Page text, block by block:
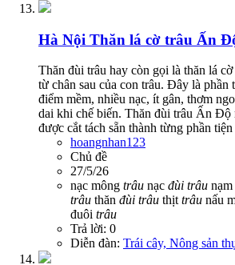
Hà Nội Thăn lá cờ trâu Ấn
Thăn đùi trâu hay còn gọi là thăn lá
từ chân sau của con trâu. Đây là phần
điểm mềm, nhiều nạc, ít gân, thơm
dai khi chế biến. Thăn đùi trâu Ấn Độ
được cắt tách sẵn thành từng phần
hoangnhan123
Chủ đề
27/5/26
nạc mông trâu nạc đùi trâu nạm
trâu thăn đùi trâu thịt trâu nấu
đuôi trâu
Trả lời: 0
Diễn đàn: Trái cây, Nông sản